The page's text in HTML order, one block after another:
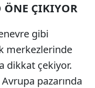
ÖNE ÇIKIYOR
gibi
merkezlerinde
dikkat çekiyor.
pazarında